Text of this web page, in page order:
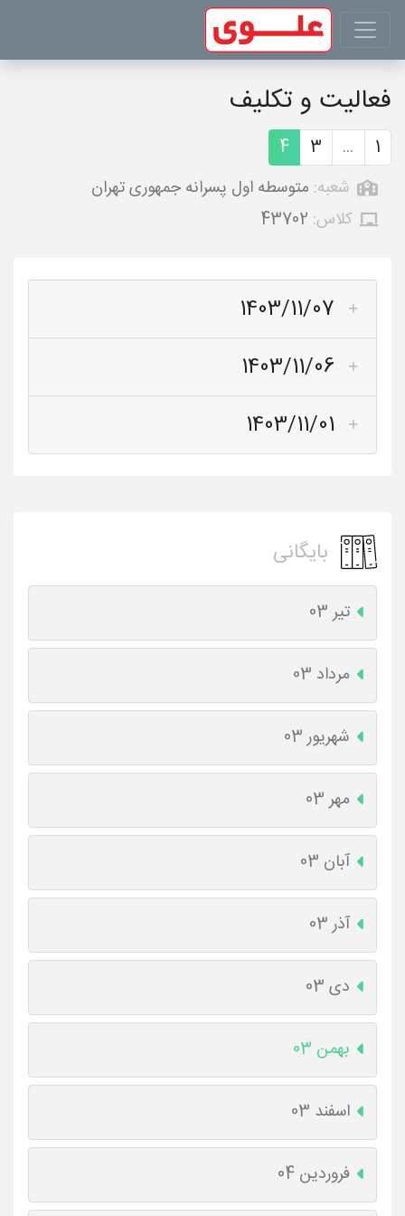
فعالیت و تکلیف
1
...
3
4
شعبه: متوسطه اول پسرانه جمهوری تهران
کلاس: 43702
1403/11/07
1403/11/06
1403/11/01
بایگانی
تیر 03
مرداد 03
شهریور 03
مهر 03
آبان 03
آذر 03
دی 03
بهمن 03
اسفند 03
فروردین 04